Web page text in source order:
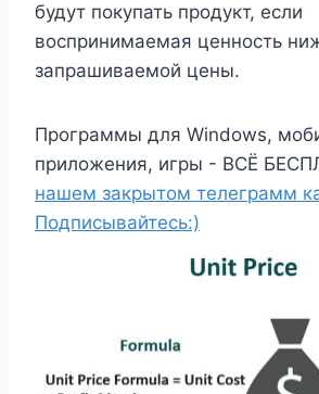
будут покупать продукт, если
воспринимаемая ценность
запрашиваемой цены.
Программы для Windows,
приложения, игры - ВСЁ
нашем закрытом телеграмм
Подписывайтесь:)